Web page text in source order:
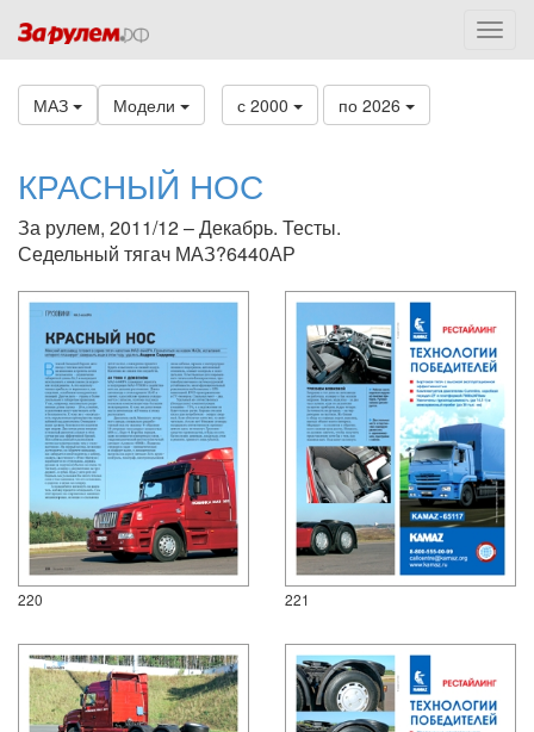
МАЗ Модели с 2000 по 2026
КРАСНЫЙ НОС
За рулем, 2011/12 – Декабрь. Тесты.
Седельный тягач МАЗ?6440АР
220 221